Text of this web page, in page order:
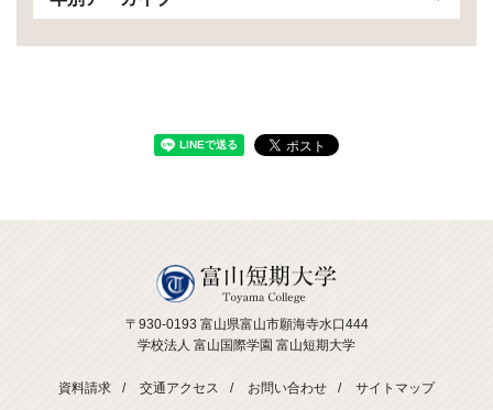
〒930-0193 富山県富山市願海寺水口444
学校法人 富山国際学園 富山短期大学
資料請求 交通アクセス お問い合わせ サイトマップ